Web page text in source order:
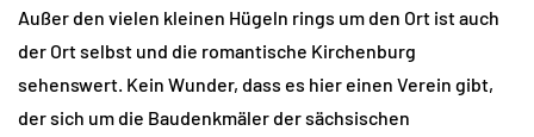
Außer den vielen kleinen Hügeln rings um den Ort ist auch
der Ort selbst und die romantische Kirchenburg
sehenswert. Kein Wunder, dass es hier einen Verein gibt,
der sich um die Baudenkmäler der sächsischen